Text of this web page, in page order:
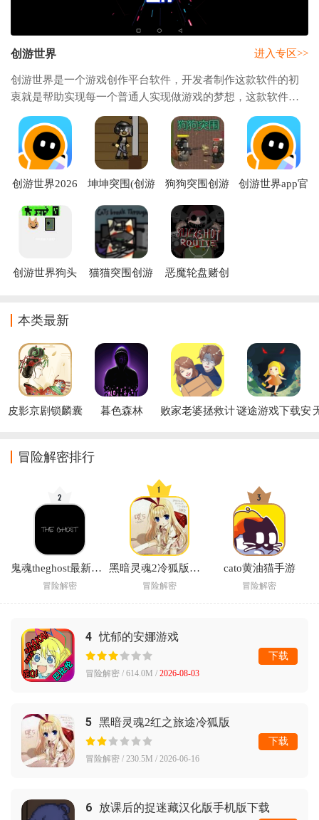
创游世界
创游世界是一个游戏创作平台软件，开发者制作这款软件的初
衷就是帮助实现每一个普通人实现做游戏的梦想，这款软件继
承了许多功能但是门槛非常低的编辑器，让游戏编程小白也可
以做出DIY游戏。而且软件中还有社区和商店板块,大家可以在
这里进行交流，还可以购买素材，甚至可以和其他开发者一起
开发游戏。
进入专区>>
创游世界2026
装
坤坤突围(创游
狗狗突围创游
创游世界app官
创游世界狗头
猫猫突围创游
恶魔轮盘赌创
本类最新
皮影京剧锁麟囊
暮色森林
败家老婆拯救计谜途游戏下载安
冒险解密排行
鬼魂theghost最新版本
冒险解密
黑暗灵魂2冷狐版安卓汉化游戏
冒险解密
cato黄油猫手游
冒险解密
4 忧郁的安娜游戏
冒险解密 / 614.0M / 2026-08-03
下载
5 黑暗灵魂2红之旅途冷狐版
冒险解密 / 230.5M / 2026-06-16
下载
6 放课后的捉迷藏汉化版手机版下载